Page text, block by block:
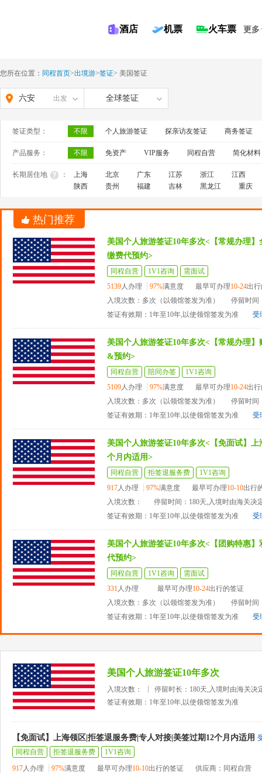
酒店 机票 火车票 更多
您所在位置： 同程首页>出境游>签证> 美国签证
六安 出发 全球签证
签证类型： 不限 个人旅游签证 探亲访友签证 商务签证
产品服务： 不限 免资产 VIP服务 同程自营 简化材料
长期居住地 ： 上海 北京 广东 江苏 浙江
江西
陕西
贵州 福建 吉林 黑龙江 重庆
热门推荐
美国个人旅游签证10年多次<【常规办理
缴费代预约>
同程自营 1V1咨询
需面试
5139人办理 97%满意度 最早可办理10-24出
入境次数：多次（以领馆签发为准）
停留时间
签证有效期：1年至10年,以使领馆签发为准
受
美国个人旅游签证10年多次<【常规办理
&预约>
同程自营 陪同办签
1V1咨询
5109人办理 97%满意度 最早可办理10-24出
入境次数：多次（以领馆签发为准）
停留时间
签证有效期：1年至10年,以使领馆签发为准
受
美国个人旅游签证10年多次<【免面试】
个月内适用>
同程自营 拒签退服务费
1V1咨询
917人办理 97%满意度 最早可办理10-10出行
入境次数：
停留时间：180天,入境时由海关决
签证有效期：1年至10年,以使领馆签发为准
受
美国个人旅游签证10年多次<【团购特惠
代预约>
同程自营 1V1咨询
需面试
331人办理 最早可办理10-24出行的签证
入境次数：多次（以领馆签发为准）
停留时间
签证有效期：1年至10年,以使领馆签发为准
受
美国个人旅游签证10年多次
入境次数：
停留时长：180天,入境时由海关决
签证有效期：1年至10年,以使领馆签发为准
【免面试】上海领区|拒签退服务费|专人对接|美签过期12个月内适用
同程自营
拒签退服务费
1V1咨询
917人办理 97%满意度 最早可办理10-10出行的签证 供应商：同程自营